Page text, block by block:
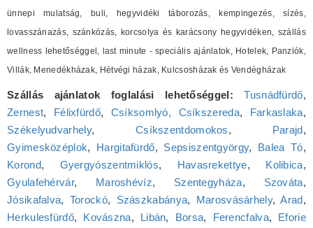
ünnepi mulatság, buli, hegyvidéki táborozás, kempingezés, sízés,
lovasszánazás, szánkózás, korcsolya és karácsony hegyvidéken, szállás
wellness lehetőséggel, last minute - speciális ajánlatok, Hotelek, Panziók,
Villák, Menedékházak, Hétvégi házak, Kulcsosházak és Vendégházak
Szállás ajánlatok foglalási lehetőséggel: Tusnádfürdő,
Zernest, Félixfürdő, Csíksomlyó, Csíkszereda, Farkaslaka,
Székelyudvarhely, Csíkszentdomokos, Parajd,
Gyimesközéplok, Hargitafürdő, Sepsiszentgyörgy, Balea Tó,
Korond, Gyergyószentmiklós, Havasrekettye, Kolibica,
Gyulafehérvár, Maroshévíz, Szentegyháza, Szováta,
Jósikafalva, Torockó, Szászkabánya, Marosvásárhely,Arad,
Herkulesfürdő, Kovászna, Libán, Borsa, Ferencfalva, Eforie